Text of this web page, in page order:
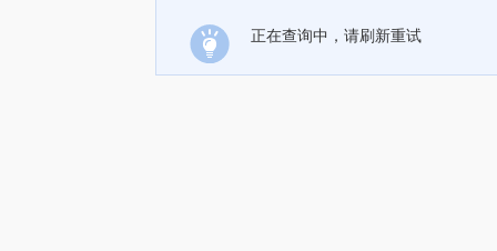
正在查询中，请刷新重试